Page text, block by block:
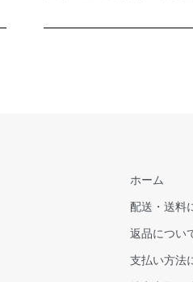
ホーム
配送・送料
返品につい
支払い方法